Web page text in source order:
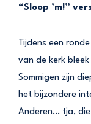
“Sloop ’m!”
Tijdens een
van de kerk
Sommigen zijn
het bijzondere
Anderen… tja,